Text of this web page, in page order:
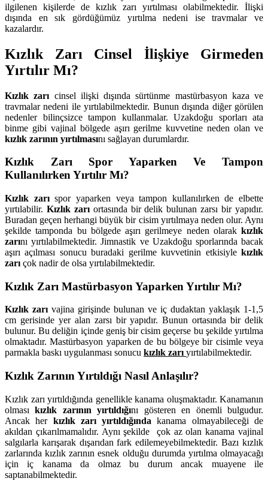
ilgilenen kişilerde de kızlık zarı yırtılması olabilmektedir. İlişki
dışında en sık gördüğümüz yırtılma nedeni ise travmalar ve
kazalardır.
Kızlık Zarı Cinsel İlişkiye Girmeden
Yırtılır Mı?
Kızlık zarı cinsel ilişki dışında sürtünme mastürbasyon kaza ve
travmalar nedeni ile yırtılabilmektedir. Bunun dışında diğer görülen
nedenler bilinçsizce tampon kullanmalar. Uzakdoğu sporları ata
binme gibi vajinal bölgede aşırı gerilme kuvvetine neden olan ve
kızlık zarının yırtılmasını sağlayan durumlardır.
Kızlık Zarı Spor Yaparken Ve Tampon
Kullanılırken Yırtılır Mı?
Kızlık zarıspor yaparken veya tampon kullanılırken de elbette
yırtılabilir. Kızlık zarıortasında bir delik bulunan zarsı bir yapıdır.
Buradan geçen herhangi büyük bir cisim yırtılmaya neden olur. Aynı
şekilde tamponda bu bölgede aşırı gerilmeye neden olarakkızlık
zarını yırtılabilmektedir. Jimnastik ve Uzakdoğu sporlarında bacak
aşırı açılması sonucu buradaki gerilme kuvvetinin etkisiylekızlık
zarı çok nadir de olsa yırtılabilmektedir.
Kızlık Zarı Mastürbasyon Yaparken Yırtılır Mı?
Kızlık zarıvajina girişinde bulunan ve iç dudaktan yaklaşık 1-1,5
cm gerisinde yer alan zarsı bir yapıdır. Bunun ortasında bir delik
bulunur. Bu deliğin içinde geniş bir cisim geçerse bu şekilde yırtılma
olmaktadır. Mastürbasyon yaparken de bu bölgeye bir cisimle veya
parmakla baskı uygulanması sonucu kızlık zarı yırtılabilmektedir.
Kızlık Zarının Yırtıldığı Nasıl Anlaşılır?
Kızlık zarı yırtıldığında genellikle kanama oluşmaktadır. Kanamanın
olması kızlık zarının yırtıldığını gösteren en önemli bulgudur.
Ancak her kızlık zarı yırtıldığında kanama olmayabileceği de
akıldan çıkarılmamalıdır. Aynı şekilde çok az olan kanama vajinal
salgılarla karışarak dışarıdan fark edilemeyebilmektedir. Bazı kızlık
zarlarında kızlık zarının esnek olduğu durumda yırtılma olmayacağı
için iç kanama da olmaz bu durum ancak muayene ile
saptanabilmektedir.